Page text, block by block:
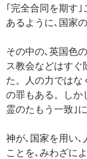
｢完全合同を期す
あるように､国家
その中の､英国色
ス教会などはすぐ
た。人の力では
の罪もある。しか
霊のたもう一致｣
神が､国家を用い､
ことを､みわざに